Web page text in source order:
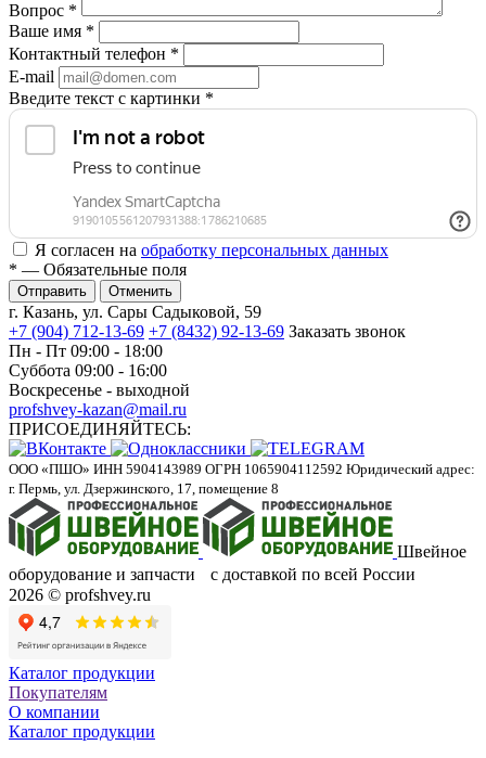
Вопрос *
Ваше имя *
Контактный телефон *
E-mail
Введите текст с картинки *
Я согласен на обработку персональных данных
* — Обязательные поля
Отменить
г. Казань, ул. Сары Садыковой, 59
+7 (904) 712-13-69 +7 (8432) 92-13-69 Заказать звонок
Пн - Пт 09:00 - 18:00
Суббота 09:00 - 16:00
Воскресенье - выходной
profshvey-kazan@mail.ru
ПРИСОЕДИНЯЙТЕСЬ:
ООО «ПШО» ИНН 5904143989 ОГРН 1065904112592 Юридический адрес:
г. Пермь, ул. Дзержинского, 17, помещение 8
Швейное
оборудование и запчасти с доставкой по всей России
2026 © profshvey.ru
Каталог продукции
Покупателям
О компании
Каталог продукции